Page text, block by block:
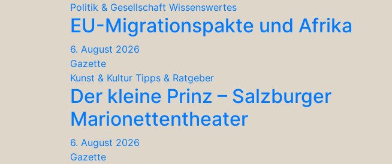
Politik & Gesellschaft Wissenswertes
EU-Migrationspakte und Afrika
6. August 2026
Gazette
Kunst & Kultur Tipps & Ratgeber
Der kleine Prinz – Salzburger
Marionettentheater
6. August 2026
Gazette